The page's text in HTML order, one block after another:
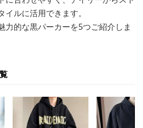
ルに活用できます。
力的な黒パーカーを5つご紹介しま